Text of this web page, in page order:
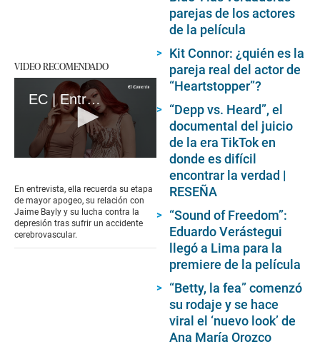
VIDEO RECOMENDADO
EC | Entrevista a Coco Marusix
of
4
minutes,
32
seconds
En entrevista, ella recuerda su etapa
de mayor apogeo, su relación con
Jaime Bayly y su lucha contra la
depresión tras sufrir un accidente
cerebrovascular.
parejas de los actores
de la película
Kit Connor: ¿quién es la
pareja real del actor de
“Heartstopper”?
“Depp vs. Heard”, el
documental del juicio
de la era TikTok en
donde es difícil
encontrar la verdad |
RESEÑA
“Sound of Freedom”:
Eduardo Verástegui
llegó a Lima para la
premiere de la película
“Betty, la fea” comenzó
su rodaje y se hace
viral el ‘nuevo look’ de
Ana María Orozco